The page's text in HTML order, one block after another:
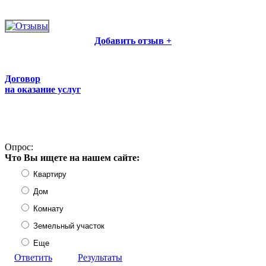
Добавить отзыв +
Договор
на оказание услуг
Опрос:
Что Вы ищете на нашем сайте:
Квартиру
Дом
Комнату
Земельный участок
Еще
Ответить Результаты